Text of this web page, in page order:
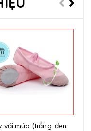
vải múa (trắng, đen,